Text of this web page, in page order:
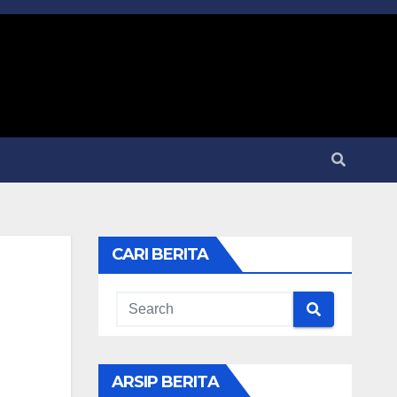
CARI BERITA
ARSIP BERITA